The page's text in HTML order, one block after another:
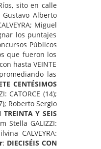
sito en calle
Gustavo Alberto
Miguel
los puntajes
Públicos
que fueron los
hasta VEINTE
las
CENTÉSIMOS
CATORCE (14);
Roberto Sergio
TREINTA Y SEIS
Stella GALIZZI:
CALVEYRA:
: DIECISÉIS CON